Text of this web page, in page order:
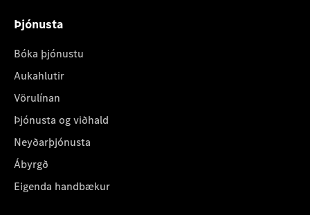
Þjónusta
Bóka þjónustu
Aukahlutir
Vörulínan
Þjónusta og viðhald
Neyðarþjónusta
Ábyrgð
Eigenda handbækur